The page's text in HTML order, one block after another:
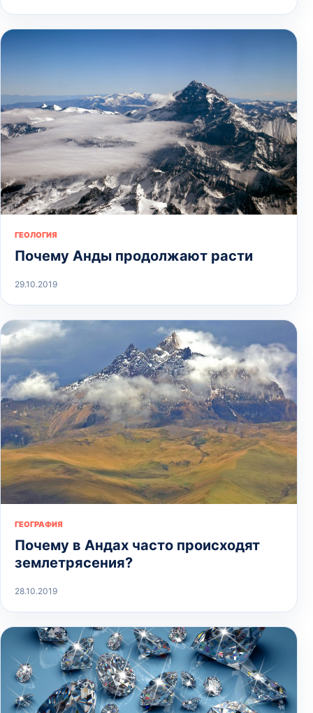
ГЕОЛОГИЯ
Почему Анды продолжают расти
29.10.2019
ГЕОГРАФИЯ
Почему в Андах часто происходят
землетрясения?
28.10.2019